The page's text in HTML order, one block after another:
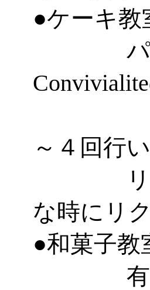
●ケーキ教
パティ
～４回行
リクエ
な時にリ
●和菓子教
有名老